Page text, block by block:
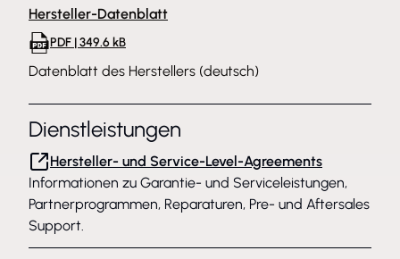
Hersteller-Datenblatt
PDF | 349.6 kB
Datenblatt des Herstellers (deutsch)
Dienstleistungen
Hersteller- und Service-Level-Agreements
Informationen zu Garantie- und Serviceleistungen,
Partnerprogrammen, Reparaturen, Pre- und Aftersales
Support.